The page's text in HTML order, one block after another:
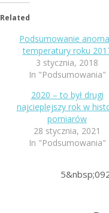
Related
Podsumowanie
temperatury roku
3 stycznia, 2018
In "Podsumowania"
2020 – to był drugi
najcieplejszy rok w
pomiarów
28 stycznia, 2021
In "Podsumowania"